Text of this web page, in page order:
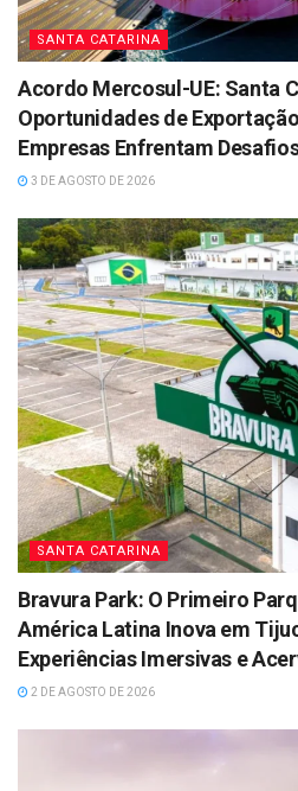
SANTA CATARINA
Acordo Mercosul-UE: Santa
Oportunidades de
Empresas Enfrentam
3 DE AGOSTO DE 2026
SANTA CATARINA
Bravura Park: O Primeiro
América Latina Inova em
Experiências Imersivas e
2 DE AGOSTO DE 2026